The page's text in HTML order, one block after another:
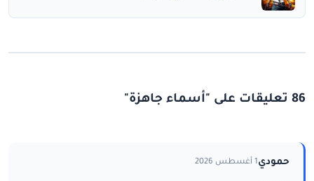
86 تعليقات على "أسماء جاهزة"
حمودي1 أغسطس 2026